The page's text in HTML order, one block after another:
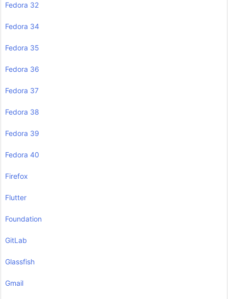
Fedora 32
Fedora 34
Fedora 35
Fedora 36
Fedora 37
Fedora 38
Fedora 39
Fedora 40
Firefox
Flutter
Foundation
GitLab
Glassfish
Gmail